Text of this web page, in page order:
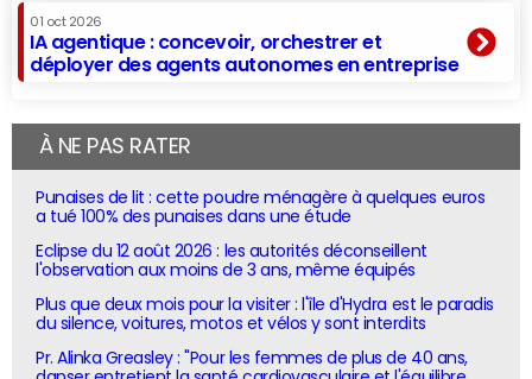
01 oct 2026
IA agentique : concevoir, orchestrer et
déployer des agents autonomes en entreprise
À NE PAS RATER
Punaises de lit : cette poudre ménagère à quelques euros
a tué 100% des punaises dans une étude
Eclipse du 12 août 2026 : les autorités déconseillent
l'observation aux moins de 3 ans, même équipés
Plus que deux mois pour la visiter : l'île d'Hydra est le paradis
du silence, voitures, motos et vélos y sont interdits
Pr. Alinka Greasley : "Pour les femmes de plus de 40 ans,